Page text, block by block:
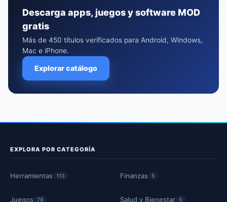
Descarga apps, juegos y software MOD
gratis
Más de 450 títulos verificados para Android, Windows,
Mac e iPhone.
Explorar catálogo
EXPLORA POR CATEGORÍA
Herramientas 113
Juegos 78
Finanzas 5
Salud y Bienestar 5